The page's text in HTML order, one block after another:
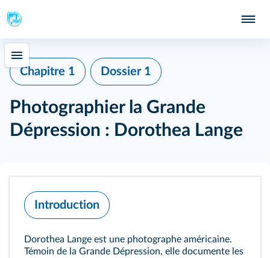
Chapitre 1 Dossier 1
Photographier la Grande
Dépression : Dorothea Lange
Introduction
Dorothea Lange est une photographe américaine.
Témoin de la Grande Dépression, elle documente les